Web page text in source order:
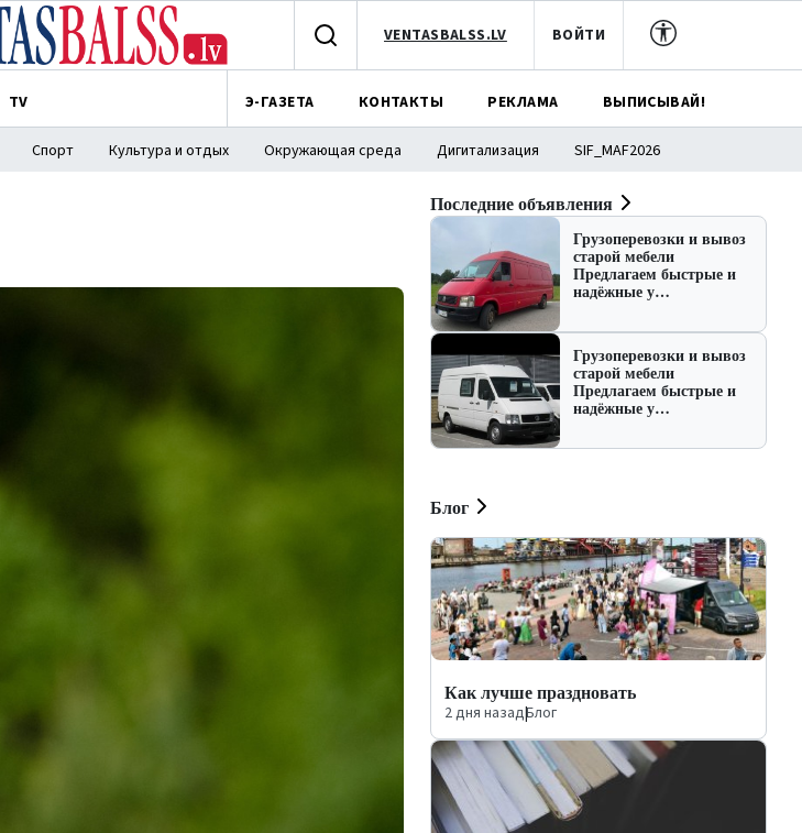
VENTASBALSS.LV ВОЙТИ
TV Э-ГАЗЕТА КОНТАКТЫ РЕКЛАМА ВЫПИСЫВАЙ!
Спорт Культура и отдых Окружающая среда Дигитализация SIF_MAF2026
Последние объявления
Грузоперевозки и вывоз
старой мебели
Предлагаем быстрые и
надёжные у…
Грузоперевозки и вывоз
старой мебели
Предлагаем быстрые и
надёжные у…
Блог
Как лучше праздновать
2 дня назад|Блог